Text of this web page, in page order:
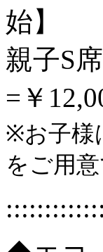
始】
親子S
=￥
※お子様
をご用